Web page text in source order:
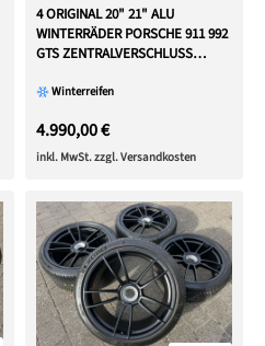
4 ORIGINAL 20" 21" ALU
WINTERRÄDER PORSCHE 911 992
GTS ZENTRALVERSCHLUSS
Winterreifen
4.990,00 €
inkl. MwSt. zzgl. Versandkosten